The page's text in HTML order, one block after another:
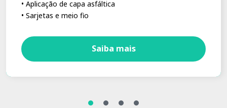
• Aplicação de capa asfáltica
• Sarjetas e meio fio
Saiba mais